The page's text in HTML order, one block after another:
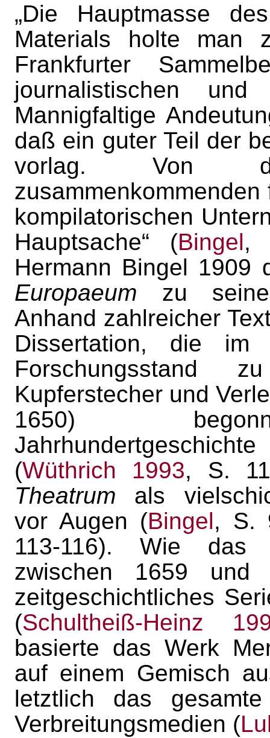
„Die Hauptmasse
Materials holte man
Frankfurter
journalistischen und
Mannigfaltige
daß ein guter Teil der
vorlag. Von
kompilatorischen
Hauptsache“ (Bingel,
Hermann Bingel
Europaeum zu
Anhand zahlreicher
Dissertation, die
Forschungsstand
Kupferstecher und
1650)
(Wüthrich 1993, S.
Theatrum als
vor Augen (Bingel, S.
113-116). Wie
zwischen 1659
zeitgeschichtliches
(Schultheiß-Heinz
basierte das Werk
auf einem Gemisch
letztlich das gesamte
Verbreitungsmedien (